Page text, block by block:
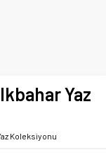
Yaz
Koleksiyonu